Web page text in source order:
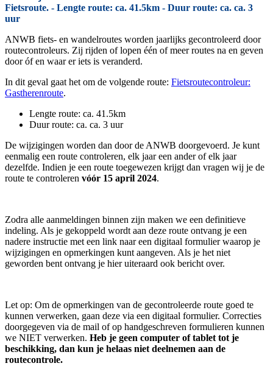
Fietsroute. - Lengte route: ca. 41.5km - Duur route: ca. ca. 3
uur
ANWB fiets- en wandelroutes worden jaarlijks gecontroleerd door
routecontroleurs. Zij rijden of lopen één of meer routes na en geven
door óf en waar er iets is veranderd.
In dit geval gaat het om de volgende route: Fietsroutecontroleur:
Gastherenroute.
Lengte route: ca. 41.5km
Duur route: ca. ca. 3 uur
De wijzigingen worden dan door de ANWB doorgevoerd. Je kunt
eenmalig een route controleren, elk jaar een ander of elk jaar
dezelfde. Indien je een route toegewezen krijgt dan vragen wij je de
route te controleren vóór 15 april 2024.
Zodra alle aanmeldingen binnen zijn maken we een definitieve
indeling. Als je gekoppeld wordt aan deze route ontvang je een
nadere instructie met een link naar een digitaal formulier waarop je
wijzigingen en opmerkingen kunt aangeven. Als je het niet
geworden bent ontvang je hier uiteraard ook bericht over.
Let op: Om de opmerkingen van de gecontroleerde route goed te
kunnen verwerken, gaan deze via een digitaal formulier. Correcties
doorgegeven via de mail of op handgeschreven formulieren kunnen
we NIET verwerken. Heb je geen computer of tablet tot je
beschikking, dan kun je helaas niet deelnemen aan de
routecontrole.